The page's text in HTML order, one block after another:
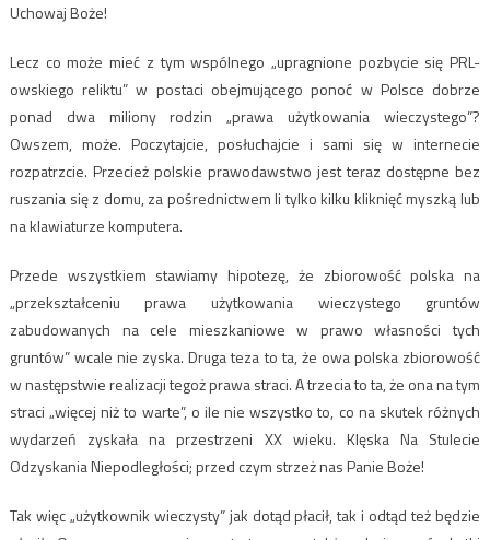
Uchowaj Boże!
Lecz co może mieć z tym wspólnego „upragnione pozbycie się PRL-
owskiego reliktu” w postaci obejmującego ponoć w Polsce dobrze
ponad dwa miliony rodzin „prawa użytkowania wieczystego”?
Owszem, może. Poczytajcie, posłuchajcie i sami się w internecie
rozpatrzcie. Przecież polskie prawodawstwo jest teraz dostępne bez
ruszania się z domu, za pośrednictwem li tylko kilku kliknięć myszką lub
na klawiaturze komputera.
Przede wszystkiem stawiamy hipotezę, że zbiorowość polska na
„przekształceniu prawa użytkowania wieczystego gruntów
zabudowanych na cele mieszkaniowe w prawo własności tych
gruntów” wcale nie zyska. Druga teza to ta, że owa polska zbiorowość
w następstwie realizacji tegoż prawa straci. A trzecia to ta, że ona na tym
straci „więcej niż to warte”, o ile nie wszystko to, co na skutek różnych
wydarzeń zyskała na przestrzeni XX wieku. Klęska Na Stulecie
Odzyskania Niepodległości; przed czym strzeż nas Panie Boże!
Tak więc „użytkownik wieczysty” jak dotąd płacił, tak i odtąd też będzie